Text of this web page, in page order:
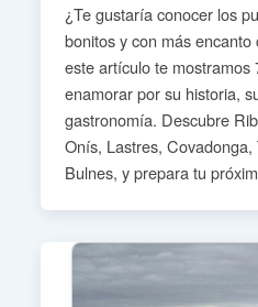
¿Te gustaría conocer los
bonitos y con más
este artículo te mostramos
enamorar por su historia,
gastronomía. Descubre
Onís, Lastres,
Bulnes, y prepara tu